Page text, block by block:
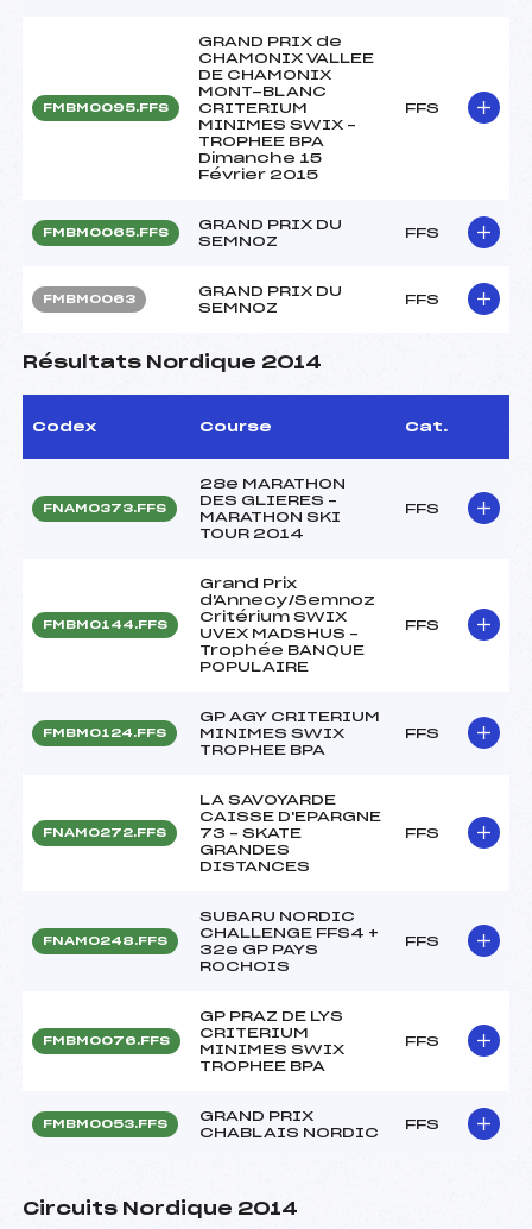
FMBM0095.FFS
GRAND PRIX de
CHAMONIX VALLEE
DE CHAMONIX
MONT-BLANC
CRITERIUM
MINIMES SWIX –
TROPHEE BPA
Dimanche 15
Février 2015
FFS
FMBM0065.FFS
GRAND PRIX DU
SEMNOZ
FFS
FMBM0063
GRAND PRIX DU
SEMNOZ
FFS
Résultats Nordique 2014
Codex Course Cat.
FNAM0373.FFS
28e MARATHON
DES GLIERES –
MARATHON SKI
TOUR 2014
FFS
FMBM0144.FFS
Grand Prix
d'Annecy/Semnoz
Critérium SWIX
UVEX MADSHUS –
Trophée BANQUE
POPULAIRE
FFS
FMBM0124.FFS
GP AGY CRITERIUM
MINIMES SWIX
TROPHEE BPA
FFS
FNAM0272.FFS
LA SAVOYARDE
CAISSE D'EPARGNE
73 – SKATE
GRANDES
DISTANCES
FFS
FNAM0248.FFS
SUBARU NORDIC
CHALLENGE FFS4 +
32e GP PAYS
ROCHOIS
FFS
FMBM0076.FFS
GP PRAZ DE LYS
CRITERIUM
MINIMES SWIX
TROPHEE BPA
FFS
FMBM0053.FFS
GRAND PRIX
CHABLAIS NORDIC
FFS
Circuits Nordique 2014